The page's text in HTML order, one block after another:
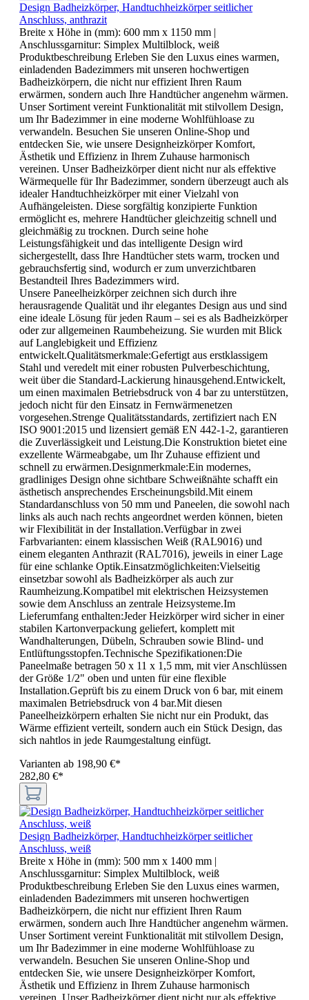
Design Badheizkörper, Handtuchheizkörper seitlicher
Anschluss, anthrazit
Breite x Höhe in (mm): 600 mm x 1150 mm |
Anschlussgarnitur: Simplex Multilblock, weiß
Produktbeschreibung Erleben Sie den Luxus eines warmen,
einladenden Badezimmers mit unseren hochwertigen
Badheizkörpern, die nicht nur effizient Ihren Raum
erwärmen, sondern auch Ihre Handtücher angenehm wärmen.
Unser Sortiment vereint Funktionalität mit stilvollem Design,
um Ihr Badezimmer in eine moderne Wohlfühloase zu
verwandeln. Besuchen Sie unseren Online-Shop und
entdecken Sie, wie unsere Designheizkörper Komfort,
Ästhetik und Effizienz in Ihrem Zuhause harmonisch
vereinen. Unser Badheizkörper dient nicht nur als effektive
Wärmequelle für Ihr Badezimmer, sondern überzeugt auch als
idealer Handtuchheizkörper mit einer Vielzahl von
Aufhängeleisten. Diese sorgfältig konzipierte Funktion
ermöglicht es, mehrere Handtücher gleichzeitig schnell und
gleichmäßig zu trocknen. Durch seine hohe
Leistungsfähigkeit und das intelligente Design wird
sichergestellt, dass Ihre Handtücher stets warm, trocken und
gebrauchsfertig sind, wodurch er zum unverzichtbaren
Bestandteil Ihres Badezimmers wird.
Unsere Paneelheizkörper zeichnen sich durch ihre
herausragende Qualität und ihr elegantes Design aus und sind
eine ideale Lösung für jeden Raum – sei es als Badheizkörper
oder zur allgemeinen Raumbeheizung. Sie wurden mit Blick
auf Langlebigkeit und Effizienz
entwickelt.Qualitätsmerkmale:Gefertigt aus erstklassigem
Stahl und veredelt mit einer robusten Pulverbeschichtung,
weit über die Standard-Lackierung hinausgehend.Entwickelt,
um einen maximalen Betriebsdruck von 4 bar zu unterstützen,
jedoch nicht für den Einsatz in Fernwärmenetzen
vorgesehen.Strenge Qualitätsstandards, zertifiziert nach EN
ISO 9001:2015 und lizensiert gemäß EN 442-1-2, garantieren
die Zuverlässigkeit und Leistung.Die Konstruktion bietet eine
exzellente Wärmeabgabe, um Ihr Zuhause effizient und
schnell zu erwärmen.Designmerkmale:Ein modernes,
gradliniges Design ohne sichtbare Schweißnähte schafft ein
ästhetisch ansprechendes Erscheinungsbild.Mit einem
Standardanschluss von 50 mm und Paneelen, die sowohl nach
links als auch nach rechts angeordnet werden können, bieten
wir Flexibilität in der Installation.Verfügbar in zwei
Farbvarianten: einem klassischen Weiß (RAL9016) und
einem eleganten Anthrazit (RAL7016), jeweils in einer Lage
für eine schlanke Optik.Einsatzmöglichkeiten:Vielseitig
einsetzbar sowohl als Badheizkörper als auch zur
Raumheizung.Kompatibel mit elektrischen Heizsystemen
sowie dem Anschluss an zentrale Heizsysteme.Im
Lieferumfang enthalten:Jeder Heizkörper wird sicher in einer
stabilen Kartonverpackung geliefert, komplett mit
Wandhalterungen, Dübeln, Schrauben sowie Blind- und
Entlüftungsstopfen.Technische Spezifikationen:Die
Paneelmaße betragen 50 x 11 x 1,5 mm, mit vier Anschlüssen
der Größe 1/2" oben und unten für eine flexible
Installation.Geprüft bis zu einem Druck von 6 bar, mit einem
maximalen Betriebsdruck von 4 bar.Mit diesen
Paneelheizkörpern erhalten Sie nicht nur ein Produkt, das
Wärme effizient verteilt, sondern auch ein Stück Design, das
sich nahtlos in jede Raumgestaltung einfügt.
Varianten ab 198,90 €*
282,80 €*
Design Badheizkörper, Handtuchheizkörper seitlicher
Anschluss, weiß
Breite x Höhe in (mm): 500 mm x 1400 mm |
Anschlussgarnitur: Simplex Multilblock, weiß
Produktbeschreibung Erleben Sie den Luxus eines warmen,
einladenden Badezimmers mit unseren hochwertigen
Badheizkörpern, die nicht nur effizient Ihren Raum
erwärmen, sondern auch Ihre Handtücher angenehm wärmen.
Unser Sortiment vereint Funktionalität mit stilvollem Design,
um Ihr Badezimmer in eine moderne Wohlfühloase zu
verwandeln. Besuchen Sie unseren Online-Shop und
entdecken Sie, wie unsere Designheizkörper Komfort,
Ästhetik und Effizienz in Ihrem Zuhause harmonisch
vereinen. Unser Badheizkörper dient nicht nur als effektive